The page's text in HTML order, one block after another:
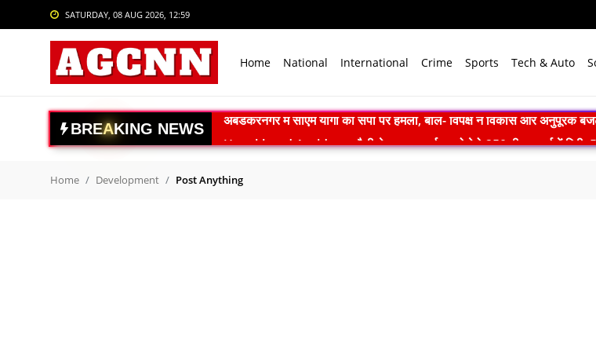
SATURDAY, 08 AUG 2026, 12:59
Home National International Crime Sports Tech & Auto
Login Register
National
International
BREAKING NEWS
Uttrakhand Accident: पौड़ी-देवप्रयाग मार्ग पर बोलेरो 250 मीटर खाई में गिरी,
Delhi Private University Bill: दिल्ली में खुलेंगी प्राइवेट यूनिवर्सिटी, सरकार
National Handloo Day: पीएम मोदी ने बुनकरों को किया नमन, आत्मनिर्भर भारत
Home Development Post Anything